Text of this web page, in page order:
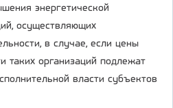
энергетической
осуществляющих
в случае, если цены
таких организаций подлежат
власти субъектов